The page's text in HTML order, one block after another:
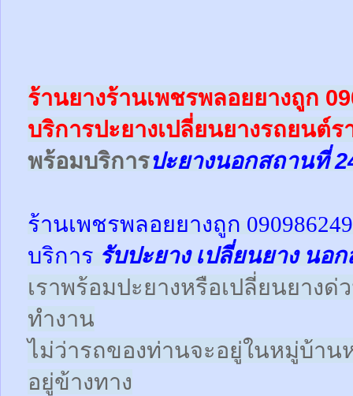
ร้านยางร้านเพชรพลอยยางถูก
บริการปะยางเปลี่ยนยางรถยนต์ร
พร้อมบริการปะยางนอกสถานที่
ร้านเพชรพลอยยางถูก
บริการ รับปะยาง เปลี่ยนยาง นอ
เราพร้อมปะยางหรือเปลี่ยนยาง
ทำงาน
ไม่ว่ารถของท่านจะอยู่ในหมู่บ้า
อยู่ข้างทาง